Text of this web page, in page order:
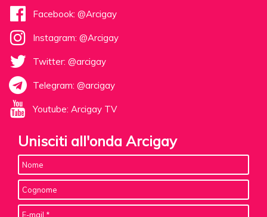
Facebook: @Arcigay
Instagram: @Arcigay
Twitter: @arcigay
Telegram: @arcigay
Youtube: Arcigay TV
Unisciti all'onda Arcigay